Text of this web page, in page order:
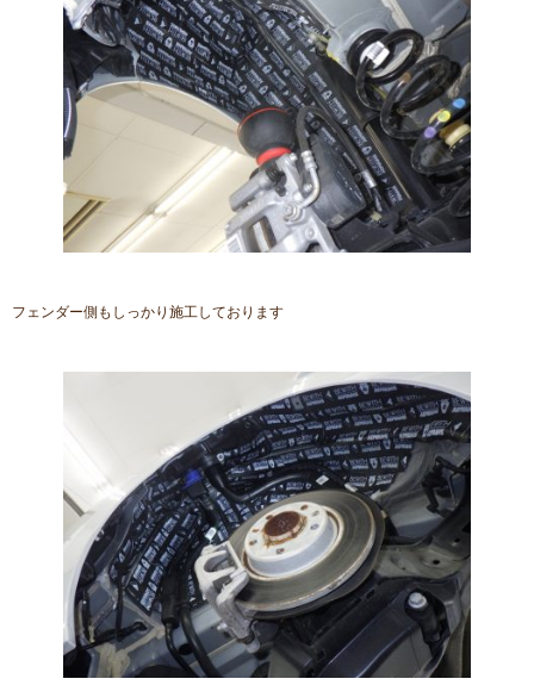
フェンダー側もしっかり施工しております